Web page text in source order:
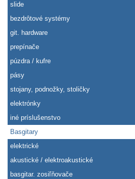
slide
bezdrôtové systémy
git. hardware
prepínače
púzdra / kufre
pásy
stojany, podnožky, stoličky
elektrónky
iné príslušenstvo
Basgitary
elektrické
akustické / elektroakustické
basgitar. zosiľňovače